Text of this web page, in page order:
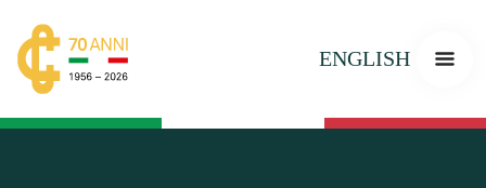
ENGLISH